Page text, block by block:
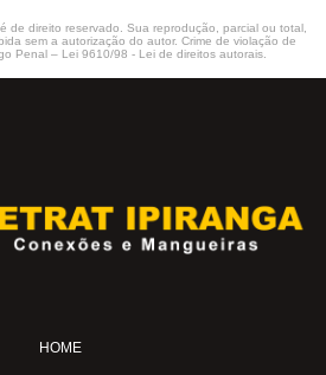
de direito reservado. Sua reprodução, parcial ou total,
sem a autorização do autor. Crime de violação de
Penal – Lei 9610/98 - Lei de direitos autorais
HOME